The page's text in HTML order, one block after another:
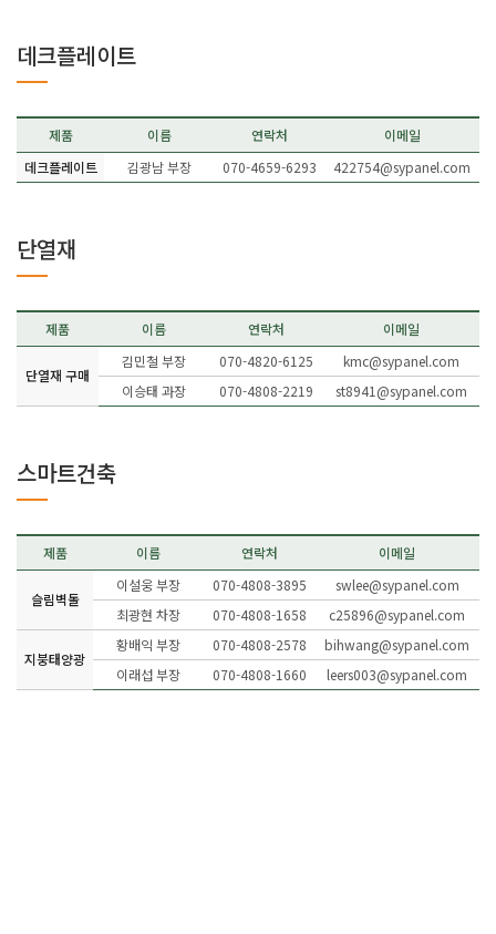
데크플레이트
제품 이름 연락처
이메일
데크플레이트
김광남 부장 070-4659-6293 422754@sypanel.com
단열재
제품 이름 연락처 이메일
단열재 구매
김민철 부장 070-4820-6125
kmc@sypanel.com
이승태 과장
070-4808-2219 st8941@sypanel.com
스마트건축
제품 이름 연락처 이메일
슬림벽돌
이설웅 부장 070-4808-3895
swlee@sypanel.com
최광현 차장
070-4808-1658 c25896@sypanel.com
지붕태양광
황배익 부장 070-4808-2578
bihwang@sypanel.com
이래섭 부장
070-4808-1660 leers003@sypanel.com